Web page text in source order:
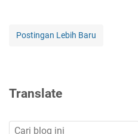
Postingan Lebih Baru
Translate